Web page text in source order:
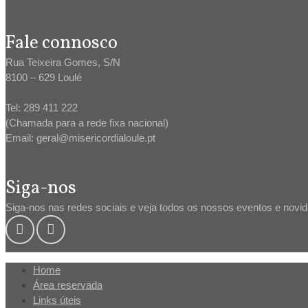
Fale connosco
Rua Teixeira Gomes, S/N
8100 – 629 Loulé
Tel: 289 411 222
(Chamada para a rede fixa nacional)
Email: geral@misericordialoule.pt
Siga-nos
Siga-nos nas redes sociais e veja todos os nossos eventos e
Home
Área reservada
Links úteis